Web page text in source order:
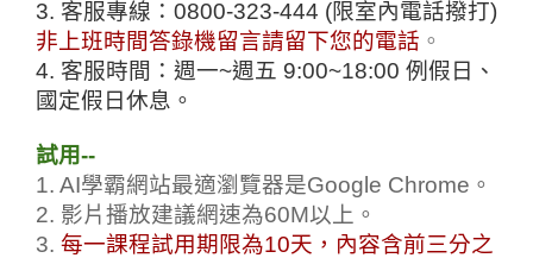
非上班時間答錄機留言請留下您的電話 。
4. 客服時間：週一~週五 9:00~18:00 例假日、
國定假日休息 。
試用--
1. AI學霸網站最適瀏覽器是Google Chrome 。
2. 影片播放建議網速為60M以上 。
3. 每一課程試用期限為10天，內容含前三分之